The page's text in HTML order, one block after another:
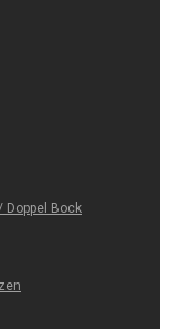
Doppel Bock